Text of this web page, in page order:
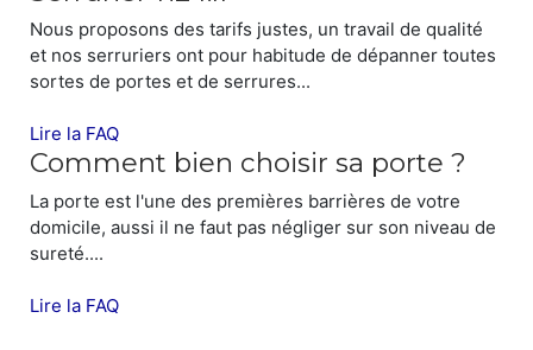
Nous proposons des tarifs justes, un travail de qualité
et nos serruriers ont pour habitude de dépanner toutes
sortes de portes et de serrures...
Lire la FAQ
Comment bien choisir sa porte ?
La porte est l'une des premières barrières de votre
domicile, aussi il ne faut pas négliger sur son niveau de
sureté....
Lire la FAQ
SYNDICS ET ENTREPRISES
Serrurier-h24.fr
des Syndics et Entreprises.